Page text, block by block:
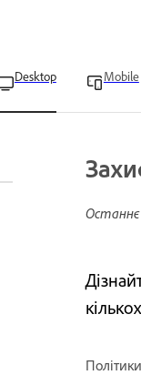
Desktop Mobile